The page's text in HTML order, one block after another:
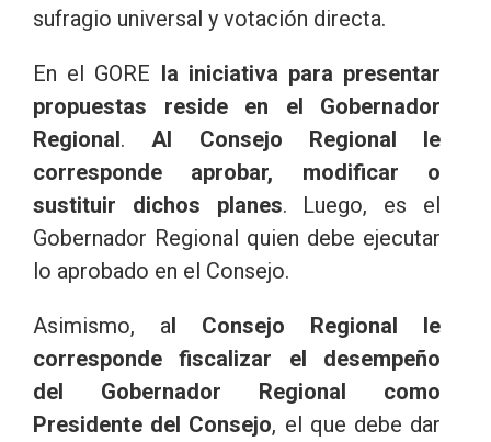
sufragio universal y votación directa.
En el GORE la iniciativa para presentar
propuestas reside en el Gobernador
Regional. Al Consejo Regional le
corresponde aprobar, modificar o
sustituir dichos planes. Luego, es el
Gobernador Regional quien debe ejecutar
lo aprobado en el Consejo.
Asimismo, al Consejo Regional le
corresponde fiscalizar el desempeño
del Gobernador Regional como
Presidente del Consejo, el que debe dar